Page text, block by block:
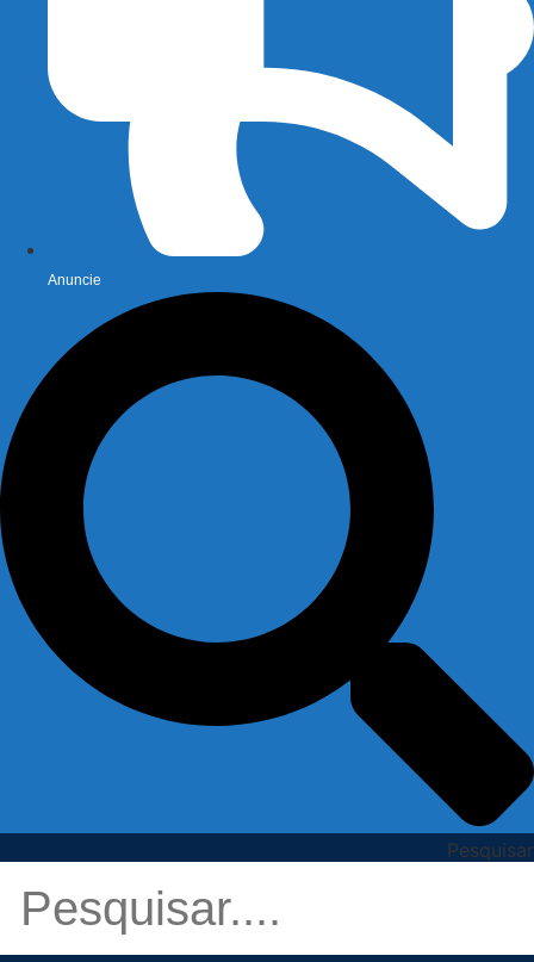
Anuncie
Pesquisar